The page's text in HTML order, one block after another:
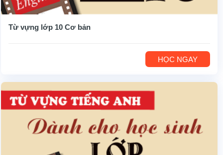
Từ vựng lớp 10 Cơ bản
HỌC NGAY